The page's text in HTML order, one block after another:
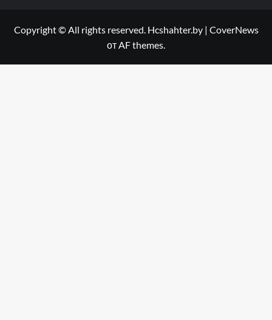
Copyright © All rights reserved. Hcshahter.by | CoverNews
от AF themes.